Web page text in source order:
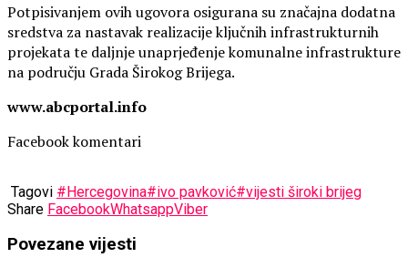
Potpisivanjem ovih ugovora osigurana su značajna dodatna
sredstva za nastavak realizacije ključnih infrastrukturnih
projekata te daljnje unaprjeđenje komunalne infrastrukture
na području Grada Širokog Brijega.
www.abcportal.info
Facebook komentari
Tagovi #Hercegovina#ivo pavković#vijesti široki brijeg
Share FacebookWhatsappViber
Povezane vijesti